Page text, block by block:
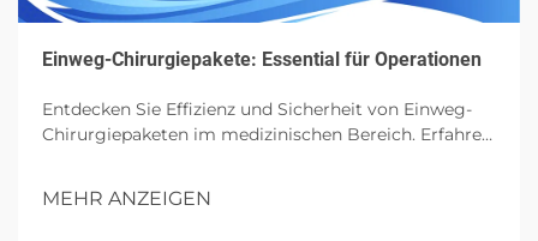
Einweg-Chirurgiepakete: Essential für Operationen
Entdecken Sie Effizienz und Sicherheit von Einweg-
Chirurgiepaketen im medizinischen Bereich. Erfahren
MEHR ANZEIGEN